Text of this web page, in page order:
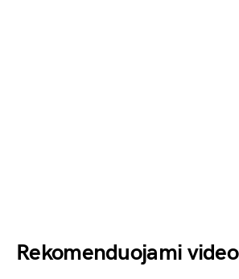
Rekomenduojami video